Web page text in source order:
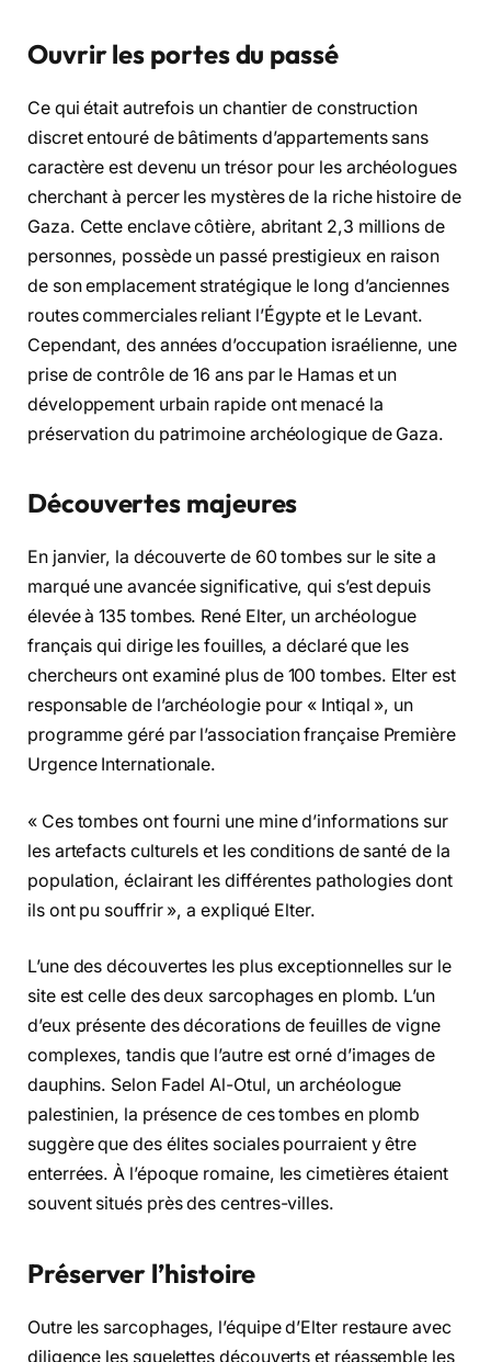
Ouvrir les portes du passé
Ce qui était autrefois un chantier de construction
discret entouré de bâtiments d’appartements sans
caractère est devenu un trésor pour les archéologues
cherchant à percer les mystères de la riche histoire de
Gaza. Cette enclave côtière, abritant 2,3 millions de
personnes, possède un passé prestigieux en raison
de son emplacement stratégique le long d’anciennes
routes commerciales reliant l’Égypte et le Levant.
Cependant, des années d’occupation israélienne, une
prise de contrôle de 16 ans par le Hamas et un
développement urbain rapide ont menacé la
préservation du patrimoine archéologique de Gaza.
Découvertes majeures
En janvier, la découverte de 60 tombes sur le site a
marqué une avancée significative, qui s’est depuis
élevée à 135 tombes. René Elter, un archéologue
français qui dirige les fouilles, a déclaré que les
chercheurs ont examiné plus de 100 tombes. Elter est
responsable de l’archéologie pour « Intiqal », un
programme géré par l’association française Première
Urgence Internationale.
« Ces tombes ont fourni une mine d’informations sur
les artefacts culturels et les conditions de santé de la
population, éclairant les différentes pathologies dont
ils ont pu souffrir », a expliqué Elter.
L’une des découvertes les plus exceptionnelles sur le
site est celle des deux sarcophages en plomb. L’un
d’eux présente des décorations de feuilles de vigne
complexes, tandis que l’autre est orné d’images de
dauphins. Selon Fadel Al-Otul, un archéologue
palestinien, la présence de ces tombes en plomb
suggère que des élites sociales pourraient y être
enterrées. À l’époque romaine, les cimetières étaient
souvent situés près des centres-villes.
Préserver l’histoire
Outre les sarcophages, l’équipe d’Elter restaure avec
diligence les squelettes découverts et réassemble les